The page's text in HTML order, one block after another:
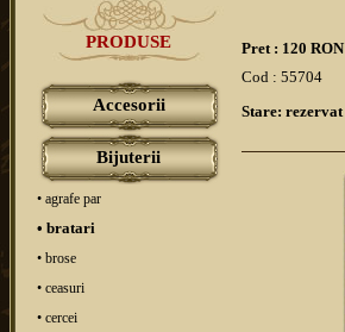
PRODUSE
Accesorii
Bijuterii
• agrafe par
• bratari
• brose
• ceasuri
• cercei
Pret : 120 RON
Cod : 55704
Stare: rezervat